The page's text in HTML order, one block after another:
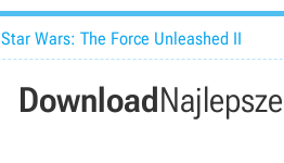
Star Wars: The Force Unleashed II
DownloadNajlepsze